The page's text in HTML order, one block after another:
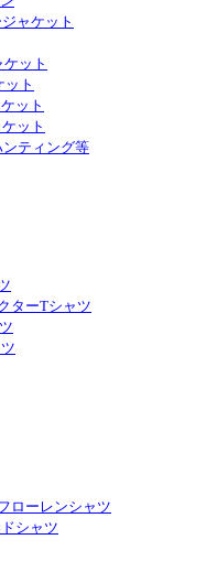
ャケット
ット
ット
ット
ット
ティング等
ターTシャツ
ローレンシャツ
シャツ